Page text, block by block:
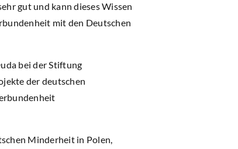
gut und kann dieses Wissen
mit den Deutschen
bei der Stiftung
der deutschen
Minderheit in Polen,